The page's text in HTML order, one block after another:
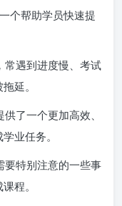
个帮助学员快速提
常遇到进度慢、考试
延。
了一个更加高效、
业任务。
要特别注意的一些事
程。